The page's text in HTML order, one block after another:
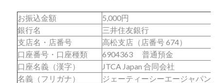
お振込金額
5,000円
銀行名
三井住友銀行
支店名・店番号
高松支店（店番号 674）
口座番号・口座種類
6904363 普通預金
口座名義（漢字）
JTCA Japan 合同会社
名義（フリガナ）
ジェーティーシーエージャパン